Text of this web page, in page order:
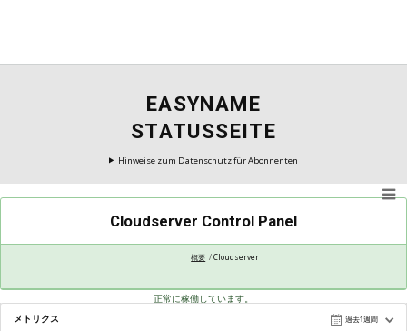
EASYNAME
STATUSSEITE
Hinweise zum Datenschutz für Abonnenten
Cloudserver Control Panel
概要 Cloudserver
正常に稼働しています。
メトリクス 過去1週間